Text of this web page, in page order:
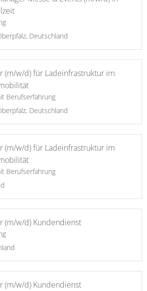
Deutschland
(m/w/d) für Ladeinfrastruktur im
Berufserfahrung
Deutschland
(m/w/d) für Ladeinfrastruktur im
Berufserfahrung
(m/w/d) Kundendienst
(m/w/d) Kundendienst